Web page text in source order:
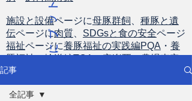
施設と設備ページに母豚群飼
種豚と遺
伝ページに肉質 SDGsと食の安全ページ
福祉ページに養豚福祉の実践編PQA ・ 養
豚福祉の輸送編TQA・安楽死・農場査定
ト
ッ
プ
に
記事
全記事